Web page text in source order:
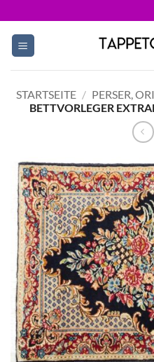
to
content
STARTSEITE / PERSER,
BETTVORLEGER